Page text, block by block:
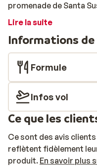
promenade de Santa
quelques minutes à
troisième étage, la
offre une jolie vue sur
trouverez également
consommations. Autre
vous disposerez de
restaurant, il propose
étant directement
Pour vous détendre,
hammam, et installez-
vue sur la mer. Les
pourront se rendre à la
Lire la suite
Informations
Formule
Infos vol
Ce que les
Ce sont des avis
reflètent fidèlement
produit. En savoir plus